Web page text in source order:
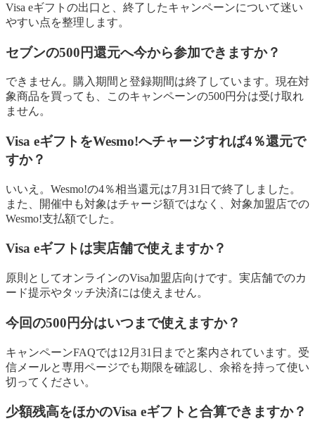
Visa eギフトの出口と、終了したキャンペーンについて迷い
やすい点を整理します。
セブンの500円還元へ今から参加できますか？
できません。購入期間と登録期間は終了しています。現在対
象商品を買っても、このキャンペーンの500円分は受け取れ
ません。
Visa eギフトをWesmo!へチャージすれば4％還元で
すか？
いいえ。Wesmo!の4％相当還元は7月31日で終了しました。
また、開催中も対象はチャージ額ではなく、対象加盟店での
Wesmo!支払額でした。
Visa eギフトは実店舗で使えますか？
原則としてオンラインのVisa加盟店向けです。実店舗でのカ
ード提示やタッチ決済には使えません。
今回の500円分はいつまで使えますか？
キャンペーンFAQでは12月31日までと案内されています。受
信メールと専用ページでも期限を確認し、余裕を持って使い
切ってください。
少額残高をほかのVisa eギフトと合算できますか？